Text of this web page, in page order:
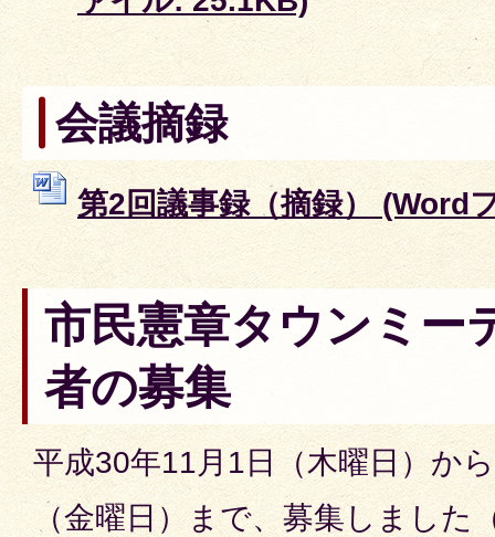
会議摘録
第2回議事録（摘録） (Word
市民憲章タウンミー
者の募集
平成30年11月1日（木曜日）か
（金曜日）まで、募集しました